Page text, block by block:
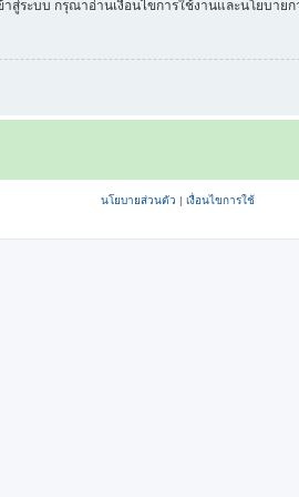
สู่ระบบ กรุณาอ่านเงื่อนไขการใช้งานและนโยบา
นโยบายส่วนตัว | เงื่อนไขการใช้